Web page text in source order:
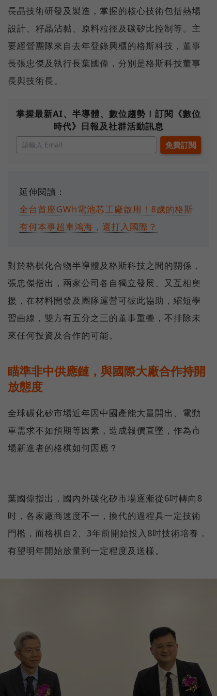
長晶技術研發及製造，掌握的核心技術包括熱場
設計、籽晶沾黏、原料粒徑及碳矽比控制等。主
要經營團隊來自去年登錄興櫃的格斯科技，董事
長張忠傑及執行長葉國偉，分別是格斯科技董事
長與技術長。
掌握最新AI、半導體、數位趨勢！訂閱《數位
時代》日報及社群活動訊息
延伸閱讀：
全台首座GWh電池芯工廠啟用！8歲的格斯
有何本事超車鴻海，還打入國際？
對於格棋化合物半導體及格斯科技之間的關係，
張忠傑指出，兩家公司各自獨立發展、又互相奧
援，在材料開發及團隊運營可彼此協助，縮短學
習曲線，雙方有五分之三的董事重疊，不排除未
來任何投資及合作的可能。
瞄準非中供應鏈，與國際大廠合作持開
放態度
全球碳化矽市場近年因中國產能大量開出、電動
車需求不如預期等因素，造成報價直墜，作為市
場新進者的格棋如何因應？
葉國偉指出，國內外碳化矽市場逐漸從6吋轉向8
吋，各家廠商速度不一，換代的過程具一定技術
門檻，而格棋自2、3年前開始投入8吋技術培養，
有望明年開始放量到一定程度及送樣。